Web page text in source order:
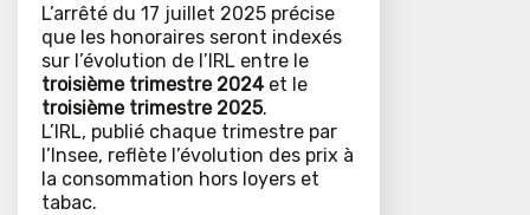
L’arrêté du 17 juillet 2025 précise
que les honoraires seront indexés
sur l’évolution de l’IRL entre le
troisième trimestre 2024et le
troisième trimestre 2025.
L’IRL, publié chaque trimestre par
l’Insee, reflète l’évolution des prix à
la consommation hors loyers et
tabac.